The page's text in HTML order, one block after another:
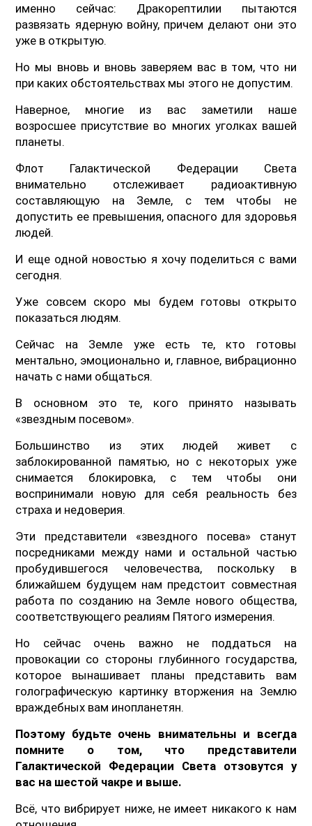
именно сейчас: Дракорептилии пытаются
развязать ядерную войну, причем делают они это
уже в открытую.
Но мы вновь и вновь заверяем вас в том, что ни
при каких обстоятельствах мы этого не допустим.
Наверное, многие из вас заметили наше
возросшее присутствие во многих уголках вашей
планеты.
Флот Галактической Федерации Света
внимательно отслеживает радиоактивную
составляющую на Земле, с тем чтобы не
допустить ее превышения, опасного для здоровья
людей.
И еще одной новостью я хочу поделиться с вами
сегодня.
Уже совсем скоро мы будем готовы открыто
показаться людям.
Сейчас на Земле уже есть те, кто готовы
ментально, эмоционально и, главное, вибрационно
начать с нами общаться.
В основном это те, кого принято называть
«звездным посевом».
Большинство из этих людей живет с
заблокированной памятью, но с некоторых уже
снимается блокировка, с тем чтобы они
воспринимали новую для себя реальность без
страха и недоверия.
Эти представители «звездного посева» станут
посредниками между нами и остальной частью
пробудившегося человечества, поскольку в
ближайшем будущем нам предстоит совместная
работа по созданию на Земле нового общества,
соответствующего реалиям Пятого измерения.
Но сейчас очень важно не поддаться на
провокации со стороны глубинного государства,
которое вынашивает планы представить вам
голографическую картинку вторжения на Землю
враждебных вам инопланетян.
Поэтому будьте очень внимательны и всегда
помните о том, что представители
Галактической Федерации Света отзовутся у
вас на шестой чакре и выше.
Всё, что вибрирует ниже, не имеет никакого к нам